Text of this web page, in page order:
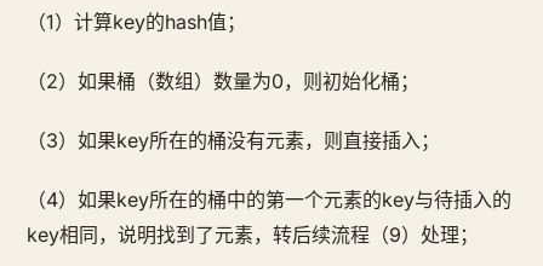
（1）计算key的hash值；
（2）如果桶（数组）数量为0，则初始化桶；
（3）如果key所在的桶没有元素，则直接插入；
（4）如果key所在的桶中的第一个元素的key与待插入的
key相同，说明找到了元素，转后续流程（9）处理；